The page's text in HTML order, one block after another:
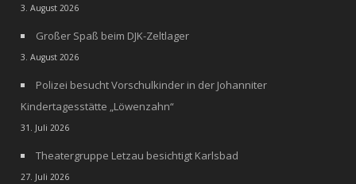
3. August 2026
Großer Spaß beim DJK-Zeltlager
3. August 2026
Polizei besucht Vorschulkinder in der Johanniter
Kindertagesstätte „Löwenzahn“
31. Juli 2026
Theatergruppe Letzau besichtigt Karlsbad
27. Juli 2026